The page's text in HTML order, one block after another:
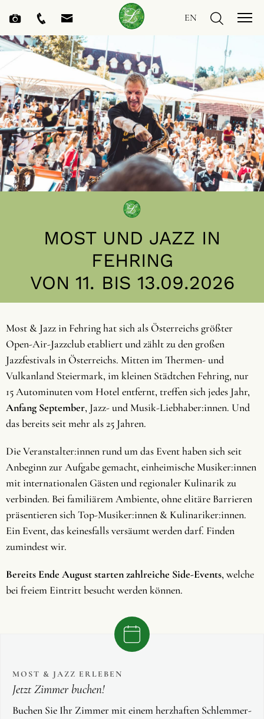
EN
MOST UND JAZZ IN
FEHRING
VON 11. BIS 13.09.2026
Most & Jazz in Fehring hat sich als Österreichs größter
Open-Air-Jazzclub etabliert und zählt zu den großen
Jazzfestivals in Österreichs. Mitten im Thermen- und
Vulkanland Steiermark, im kleinen Städtchen Fehring, nur
15 Autominuten vom Hotel entfernt, treffen sich jedes Jahr,
Anfang September, Jazz- und Musik-Liebhaber:innen. Und
das bereits seit mehr als 25 Jahren.
Die Veranstalter:innen rund um das Event haben sich seit
Anbeginn zur Aufgabe gemacht, einheimische Musiker:innen
mit internationalen Gästen und regionaler Kulinarik zu
verbinden. Bei familiärem Ambiente, ohne elitäre Barrieren
präsentieren sich Top-Musiker:innen & Kulinariker:innen.
Ein Event, das keinesfalls versäumt werden darf. Finden
zumindest wir.
Bereits Ende August starten zahlreiche Side-Events, welche
bei freiem Eintritt besucht werden können.
MOST & JAZZ ERLEBEN
Jetzt Zimmer buchen!
Buchen Sie Ihr Zimmer mit einem herzhaften Schlemmer-